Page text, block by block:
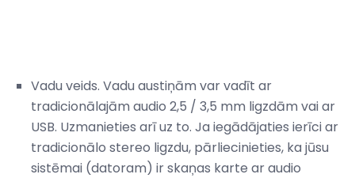
Vadu veids. Vadu austiņām var vadīt ar
tradicionālajām audio 2,5 / 3,5 mm ligzdām vai ar
USB. Uzmanieties arī uz to. Ja iegādājaties ierīci ar
tradicionālo stereo ligzdu, pārliecinieties, ka jūsu
sistēmai (datoram) ir skaņas karte ar audio